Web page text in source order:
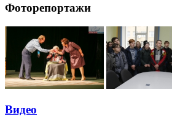
Фоторепортажи
Видео